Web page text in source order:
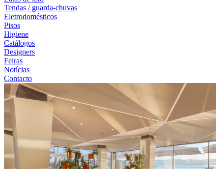
Tendas / guarda-chuvas
Eletrodomésticos
Pisos
Higiene
Catálogos
Designers
Feiras
Notícias
Contacto